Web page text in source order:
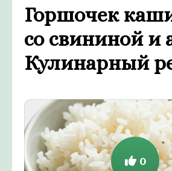
Горшочек
со свининой и
Кулинарный
0